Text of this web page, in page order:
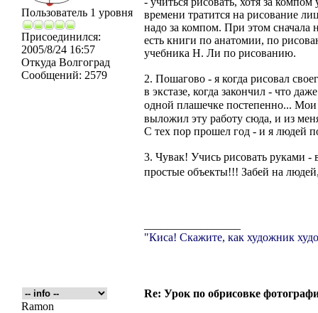
Пользователь 1 уровня
Присоединился:
2005/8/24 16:57
Откуда Волгоград
Сообщений: 2579
времени тратится на рисование
надо за компом. При этом сначала
есть книги по анатомии, по
учебника Н. Ли по рисованию.
2. Пошагово - я когда рисовал
в экстазе, когда закончил - что
одной плашечке постепенно...
выложил эту работу сюда, и из
С тех пор прошел год - и я людей
3. Чувак! Учись рисовать руками -
простые объекты!!! Забей на
"Киса! Скажите, как художник
Re: Урок по обрисовке
Ramon